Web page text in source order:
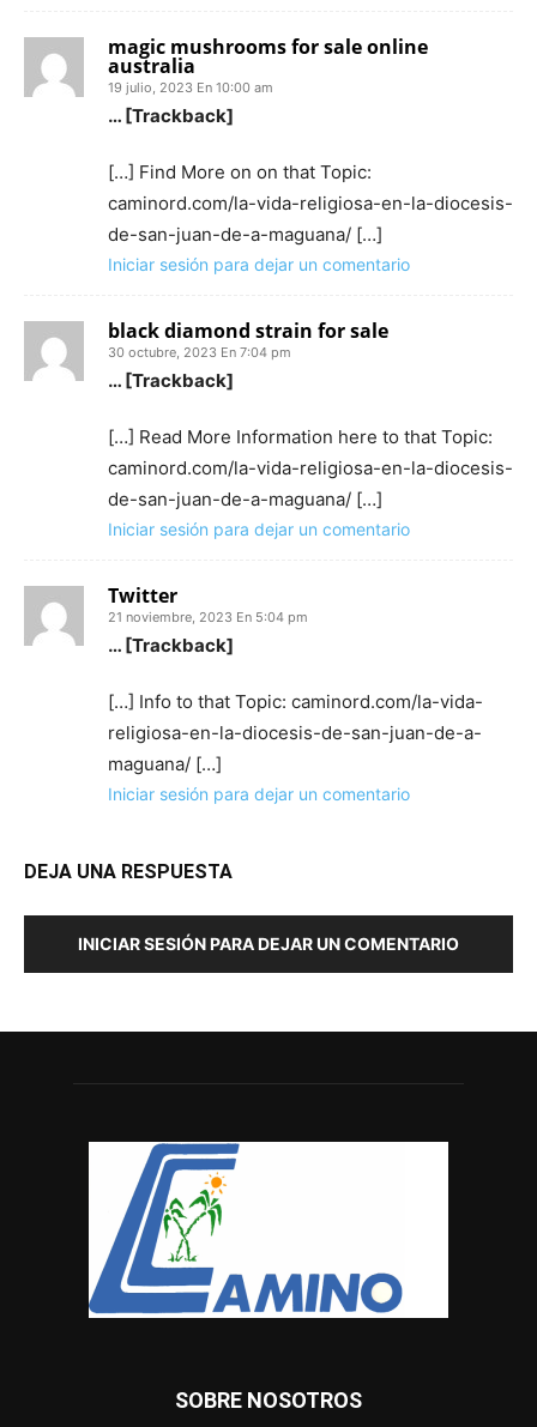
magic mushrooms for sale online
australia
19 julio, 2023 En 10:00 am
… [Trackback]
[…] Find More on on that Topic:
caminord.com/la-vida-religiosa-en-la-diocesis-
de-san-juan-de-a-maguana/ […]
Iniciar sesión para dejar un comentario
black diamond strain for sale
30 octubre, 2023 En 7:04 pm
… [Trackback]
[…] Read More Information here to that Topic:
caminord.com/la-vida-religiosa-en-la-diocesis-
de-san-juan-de-a-maguana/ […]
Iniciar sesión para dejar un comentario
Twitter
21 noviembre, 2023 En 5:04 pm
… [Trackback]
[…] Info to that Topic: caminord.com/la-vida-
religiosa-en-la-diocesis-de-san-juan-de-a-
maguana/ […]
Iniciar sesión para dejar un comentario
DEJA UNA RESPUESTA
INICIAR SESIÓN PARA DEJAR UN COMENTARIO
SOBRE NOSOTROS